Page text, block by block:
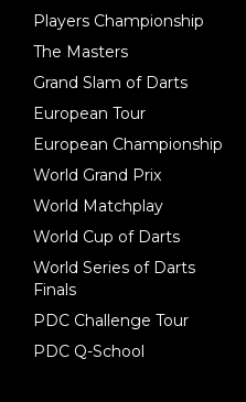
Players Championship
The Masters
Grand Slam of Darts
European Tour
European Championship
World Grand Prix
World Matchplay
World Cup of Darts
World Series of Darts
Finals
PDC Challenge Tour
PDC Q-School